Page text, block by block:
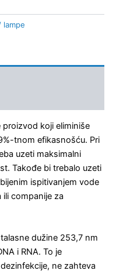
lampe
koji eliminiše
tnom efikasnošću. Pri
uzeti maksimalni
Takođe bi trebalo uzeti
ispitivanjem vode
companije za
dužine 253,7 nm
i RNA. To je
ne zahteva